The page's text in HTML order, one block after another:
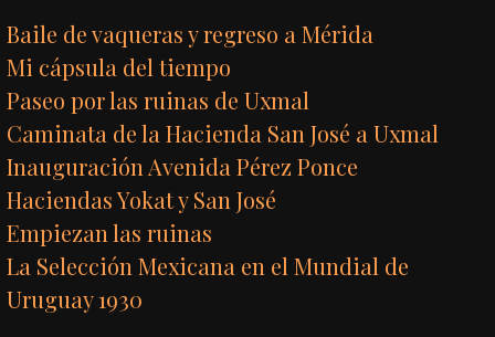
Baile de vaqueras y regreso a Mérida
Mi cápsula del tiempo
Paseo por las ruinas de Uxmal
Caminata de la Hacienda San José a Uxmal
Inauguración Avenida Pérez Ponce
Haciendas Yokat y San José
Empiezan las ruinas
La Selección Mexicana en el Mundial de
Uruguay 1930